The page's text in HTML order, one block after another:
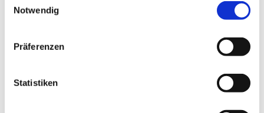
Notwendig
Präferenzen
Statistiken